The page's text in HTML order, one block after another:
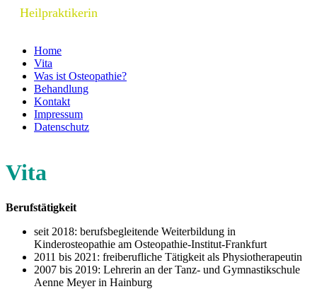
Heilpraktikerin
Home
Vita
Was ist Osteopathie?
Behandlung
Kontakt
Impressum
Datenschutz
Vita
Berufstätigkeit
seit 2018: berufsbegleitende Weiterbildung in
Kinderosteopathie am Osteopathie-Institut-Frankfurt
2011 bis 2021: freiberufliche Tätigkeit als Physiotherapeutin
2007 bis 2019: Lehrerin an der Tanz- und Gymnastikschule
Aenne Meyer in Hainburg